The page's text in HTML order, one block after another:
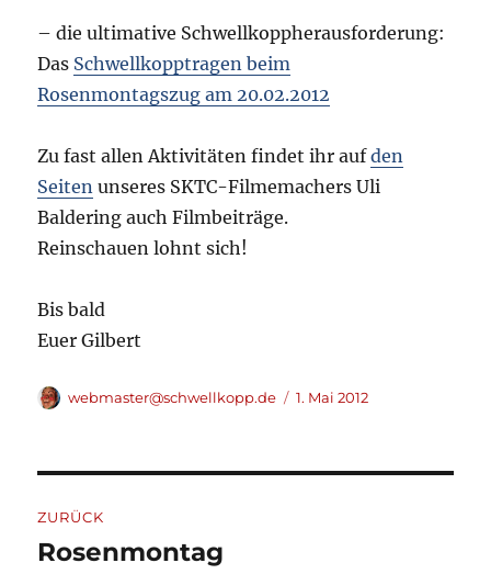
– die ultimative Schwellkoppherausforderung:
Das Schwellkopptragen beim
Rosenmontagszug am 20.02.2012
Zu fast allen Aktivitäten findet ihr aufden
Seiten unseres SKTC-Filmemachers Uli
Baldering auch Filmbeiträge.
Reinschauen lohnt sich!
Bis bald
Euer Gilbert
Autor
webmaster@schwellkopp.de
Veröffentlicht
1. Mai 2012
ZURÜCK
Vorheriger
Rosenmontag